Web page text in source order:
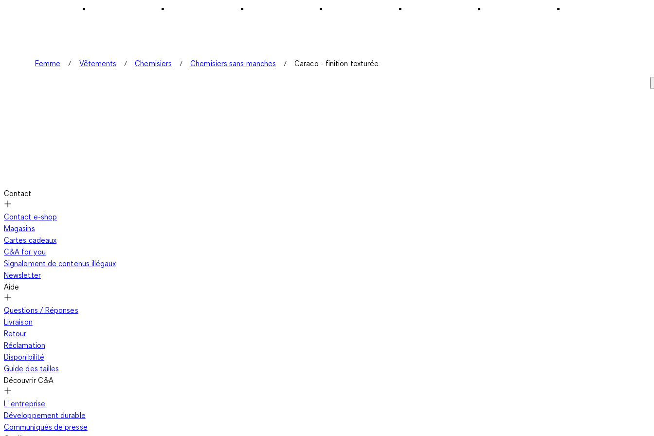
Femme Vêtements Chemisiers Chemisiers sans manches Caraco - finition texturée
Contact
Contact e-shop
Magasins
Cartes cadeaux
C&A for you
Signalement de contenus illégaux
Newsletter
Aide
Questions / Réponses
Livraison
Retour
Réclamation
Disponibilité
Guide des tailles
Découvrir C&A
L' entreprise
Développement durable
Communiqués de presse